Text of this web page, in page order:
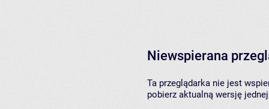
Niewspierana
Ta przeglądarka nie jest
pobierz aktualną wersję